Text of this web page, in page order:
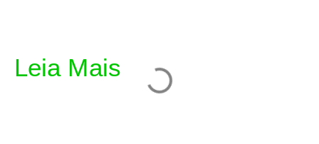
Leia Mais